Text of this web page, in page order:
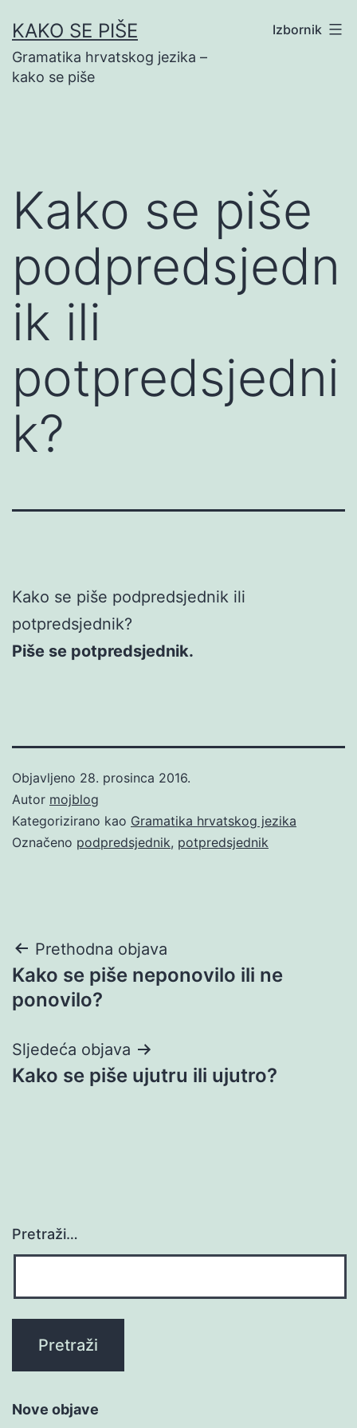
na
sadržaj
KAKO SE PIŠE
Gramatika hrvatskog jezika –
kako se piše
Izbornik
Kako se piše
podpredsjedn
ik ili
potpredsjedni
k?
Kako se piše podpredsjednik ili
potpredsjednik?
Piše se potpredsjednik.
Objavljeno 28. prosinca 2016.
Autor mojblog
Kategorizirano kao Gramatika hrvatskog jezika
Označeno podpredsjednik, potpredsjednik
Navigacija
objava
Prethodna objava
Kako se piše neponovilo ili ne
ponovilo?
Sljedeća objava
Kako se piše ujutru ili ujutro?
Pretraži…
Nove objave